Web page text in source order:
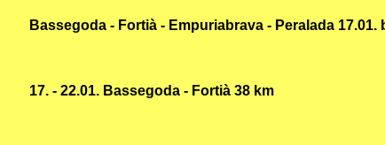
Bassegoda - Fortià - Empuriabrava - Peralada 17.01.
17. - 22.01. Bassegoda - Fortià 38 km